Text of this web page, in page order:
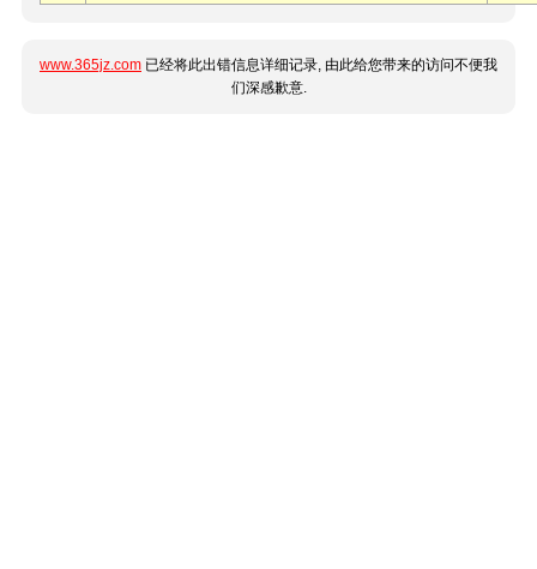
www.365jz.com 已经将此出错信息详细记录, 由此给您带来的访问不便我
们深感歉意.